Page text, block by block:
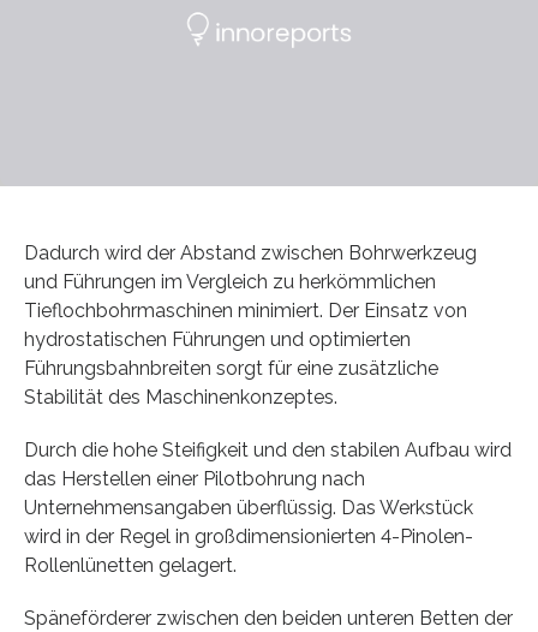
Dadurch wird der Abstand zwischen Bohrwerkzeug
und Führungen im Vergleich zu herkömmlichen
Tieflochbohrmaschinen minimiert. Der Einsatz von
hydrostatischen Führungen und optimierten
Führungsbahnbreiten sorgt für eine zusätzliche
Stabilität des Maschinenkonzeptes.
Durch die hohe Steifigkeit und den stabilen Aufbau wird
das Herstellen einer Pilotbohrung nach
Unternehmensangaben überflüssig. Das Werkstück
wird in der Regel in großdimensionierten 4-Pinolen-
Rollenlünetten gelagert.
Späneförderer zwischen den beiden unteren Betten der